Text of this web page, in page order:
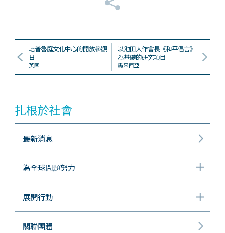
塔普魯庭文化中心的開放參觀
日
英國
以池田大作會長《和平倡言》
為基礎的研究項目
馬來西亞
扎根於社會
最新消息
為全球問題努力
展開行動
關聯團體